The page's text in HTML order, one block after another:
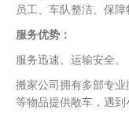
员工、车队整洁、保障
服务优势：
服务迅速、运输安全。
搬家公司拥有多部专业
等物品提供敞车，遇